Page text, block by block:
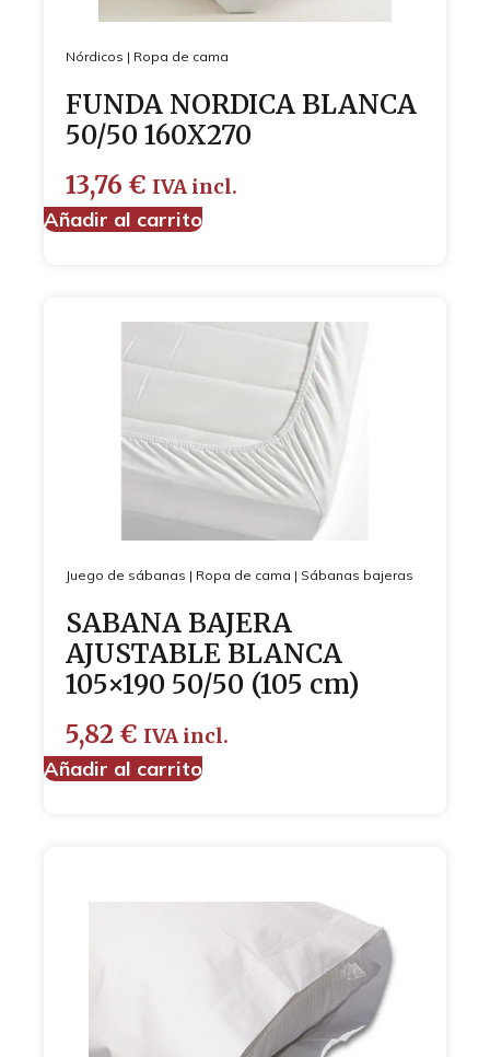
Nórdicos | Ropa de cama
FUNDA NORDICA BLANCA
50/50 160X270
13,76 € IVA incl.
Añadir al carrito
Juego de sábanas | Ropa de cama | Sábanas bajeras
SABANA BAJERA
AJUSTABLE BLANCA
105×190 50/50 (105 cm)
5,82 € IVA incl.
Añadir al carrito